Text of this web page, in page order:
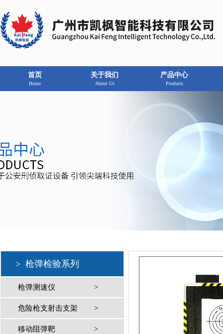
首页
Home
关于我们
About Us
产品中心
Products
> 枪弹检验系列
枪弹测速仪 >
危险枪支射击支架 >
移动阻弹靶 >